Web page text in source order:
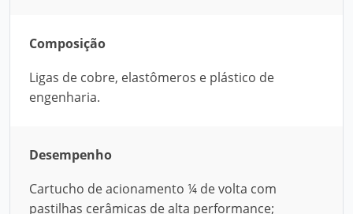
Composição
Ligas de cobre, elastômeros e plástico de
engenharia.
Desempenho
Cartucho de acionamento ¼ de volta com
pastilhas cerâmicas de alta performance;